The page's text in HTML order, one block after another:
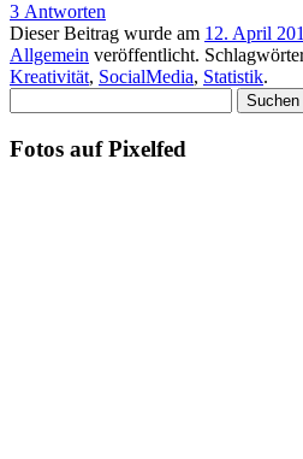
3 Antworten
Dieser Beitrag wurde am 12. April
Allgemein veröffentlicht.
Kreativität, SocialMedia, Statistik.
nach:
Fotos auf Pixelfed